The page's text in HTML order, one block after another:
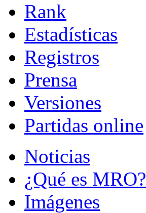
Rank
Estadísticas
Registros
Prensa
Versiones
Partidas online
Noticias
¿Qué es MRO?
Imágenes